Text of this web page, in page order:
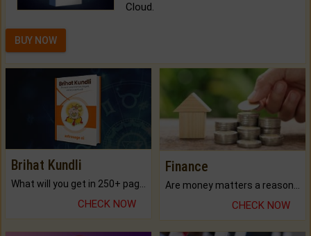
Cloud.
BUY NOW
Brihat Kundli
CHECK NOW
Finance
CHECK NOW